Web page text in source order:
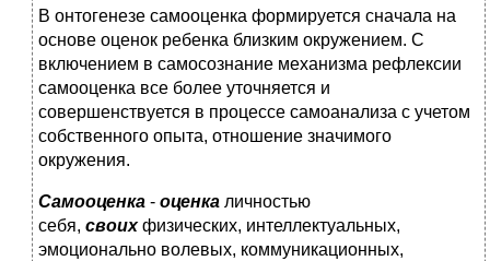
В онтогенезе самооценка формируется сначала на
основе оценок ребенка близким окружением. С
включением в самосознание механизма рефлексии
самооценка все более уточняется и
совершенствуется в процессе самоанализа с учетом
собственного опыта, отношение значимого
окружения.
Самооценка - оценка личностью
себя, своихфизических, интеллектуальных,
эмоционально волевых, коммуникационных,